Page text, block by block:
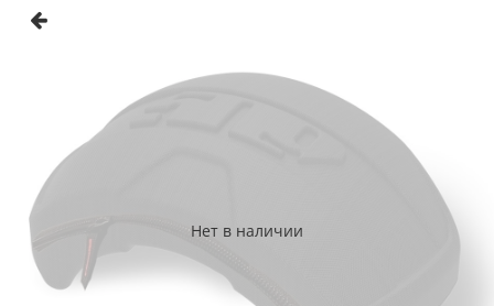
Нет в наличии